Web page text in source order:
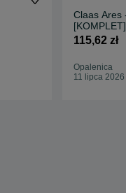
Claas Ares
[KOMPLET]
115,62 zł
Opalenica
11 lipca 2026